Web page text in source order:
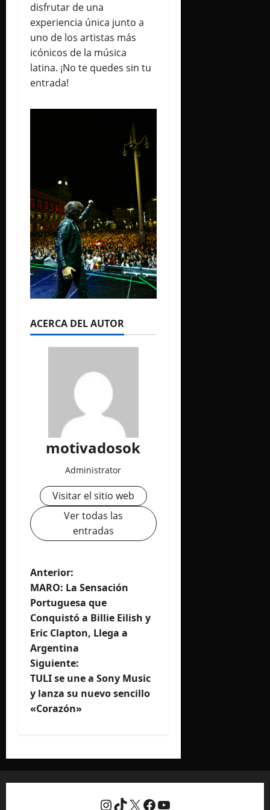
disfrutar de una
experiencia única junto a
uno de los artistas más
icónicos de la música
latina. ¡No te quedes sin tu
entrada!
ACERCA DEL AUTOR
motivadosok
Administrator
Visitar el sitio web
Ver todas las
entradas
N
a
v
e
g
a
i
ó
Anterior:
MARO: La Sensación
Portuguesa que
Conquistó a Billie Eilish y
Eric Clapton, Llega a
Argentina
Siguiente:
TULI se une a Sony Music
y lanza su nuevo sencillo
«Corazón»
Instagram
TikTok
X Facebook
YouTube